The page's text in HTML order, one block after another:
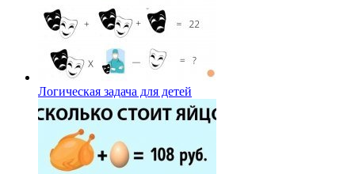
Логическая задача для детей